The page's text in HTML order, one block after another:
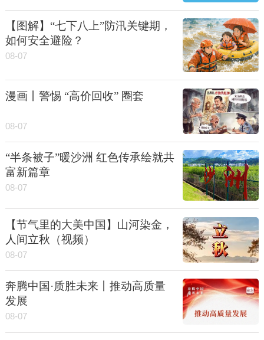
【图解】“七下八上”防汛关键期，
如何安全避险？
08-07
漫画丨警惕 “高价回收” 圈套
08-07
“半条被子”暖沙洲 红色传承绘就共
富新篇章
08-07
【节气里的大美中国】山河染金，
人间立秋（视频）
08-07
奔腾中国·质胜未来丨推动高质量
发展
08-07